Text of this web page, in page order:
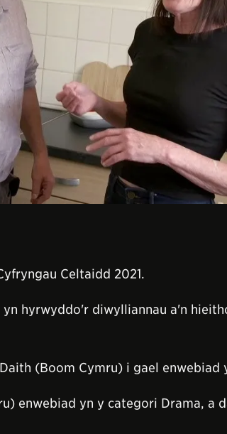
Celtaidd 2021.
hyrwyddo'r diwylliannau a'n
(Boom Cymru) i gael
enwebiad yn y categori Drama, a